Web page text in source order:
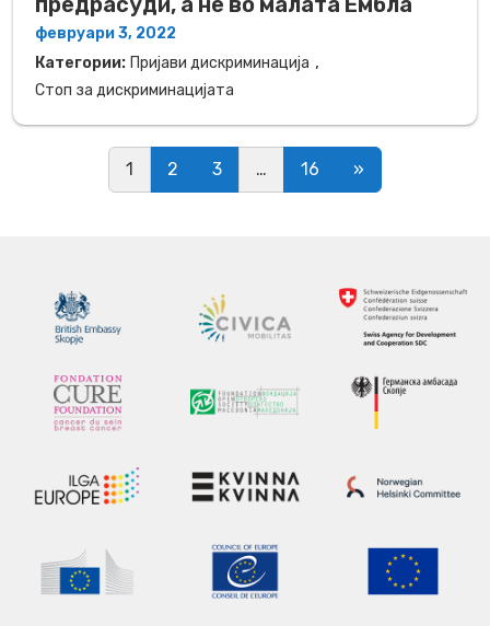
февруари 3, 2022
Категории: Пријави дискриминација ,
Стоп за дискриминацијата
Posts navigation
1 2 3 … 16 »